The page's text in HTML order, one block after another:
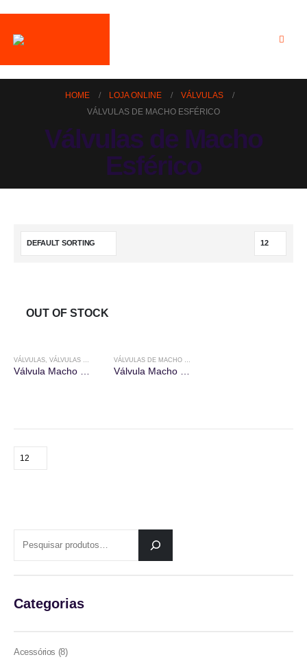
HOME LOJA ONLINE
VÁLVULAS
VÁLVULAS DE MACHO ESFÉRICO
Válvulas de Macho
Esférico
OUT OF STOCK
VÁLVULAS VÁLVULAS DE MACHO ESFÉRICO
Categorias
Acessórios 88